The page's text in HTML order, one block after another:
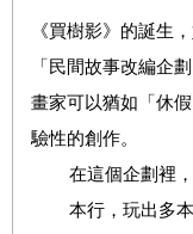
《買樹影》的誕生
「民間故事改編企劃
畫家可以猶如「休
驗性的創作。
在這個企劃裡，
本行，玩出多